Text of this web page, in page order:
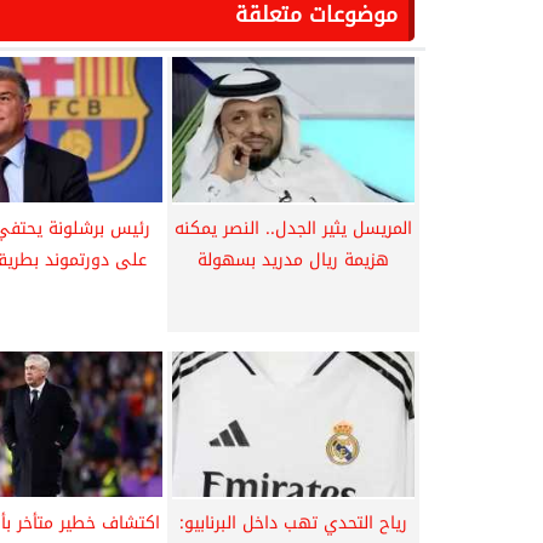
موضوعات متعلقة
المريسل يثير الجدل.. النصر يمكنه
هزيمة ريال مدريد بسهولة
رئيس برشلونة يحتفي
على دورتموند
رياح التحدي تهب داخل البرنابيو:
اكتشاف خطير متأخر